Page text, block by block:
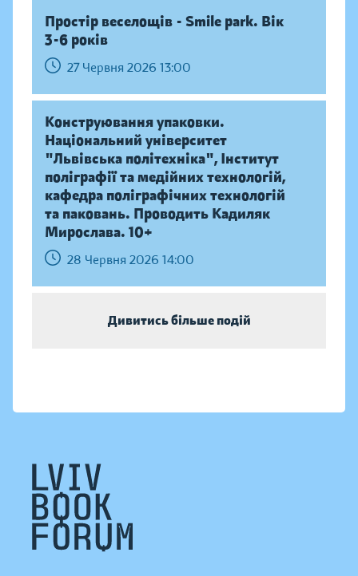
Простір веселощів - Smile park. Вік
3-6 років
27 Червня 2026 13:00
Конструювання упаковки.
Національний університет
"Львівська політехніка", Інститут
поліграфії та медійних технологій,
кафедра поліграфічних технологій
та паковань. Проводить Кадиляк
Мирослава. 10+
28 Червня 2026 14:00
Дивитись більше подій